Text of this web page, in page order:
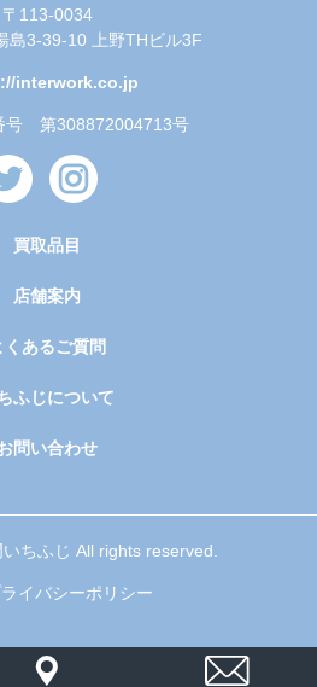
〒113-0034
島3-39-10 上野THビル3F
interwork.co.jp
号 第308872004713号
買取品目
店舗案内
くあるご質問
ふじについて
問い合わせ
ちふじ All rights reserved.
イバシーポリシー